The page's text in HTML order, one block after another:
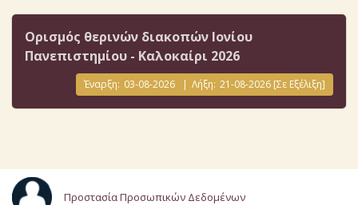
Ορισμός θερινών διακοπών Ιονίου
Πανεπιστημίου - Καλοκαίρι 2026
Έναρξη: 03-08-2026 | Λήξη: 21-08-2026 [Σε Εξέλιξη]
Προστασία Προσωπικών Δεδομένων